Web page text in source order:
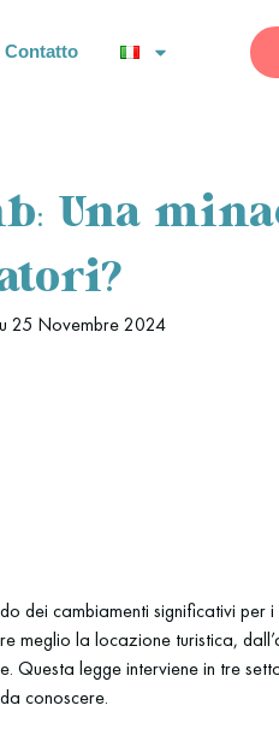
Contatto
Una
25 Novembre 2024
cambiamenti significativi per
meglio la locazione turistica,
Questa legge interviene in tre
conoscere.